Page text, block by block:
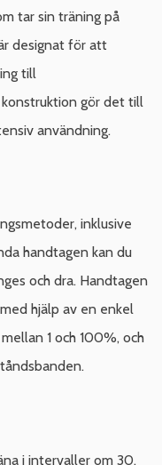
tar sin träning på
designat för att
till
gör det till
användning.
inklusive
handtagen kan du
och dra. Handtagen
hjälp av en enkel
1 och 100%, och
i intervaller om 30,